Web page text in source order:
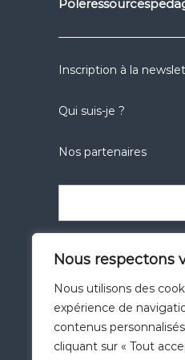
Nous respectons
Nous utilisons des
expérience de
contenus
cliquant sur « Tout
Inscription à la
Qui suis-je ?
Nos partenaires
réseaux
sociaux
réseaux
Catégories